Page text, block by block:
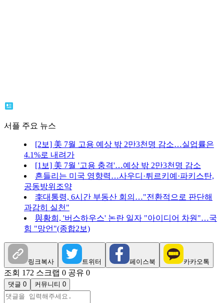
서플 주요 뉴스
[2보] 美 7월 고용 예상 밖 2만3천명 감소…실업률은
4.1%로 내려가
[1보] 美 7월 '고용 충격'…예상 밖 2만3천명 감소
흔들리는 미국 영향력…사우디·튀르키예·파키스탄,
공동방위조약
李대통령, 6시간 부동산 회의…"전환적으로 판단해
과감히 실천"
與황희, '버스하우스' 논란 일자 "아이디어 차원"…국
힘 "망언"(종합2보)
링크복사 트위터 페이스북 카카오톡
조회 172 스크랩 0 공유 0
댓글 0 커뮤니티 0